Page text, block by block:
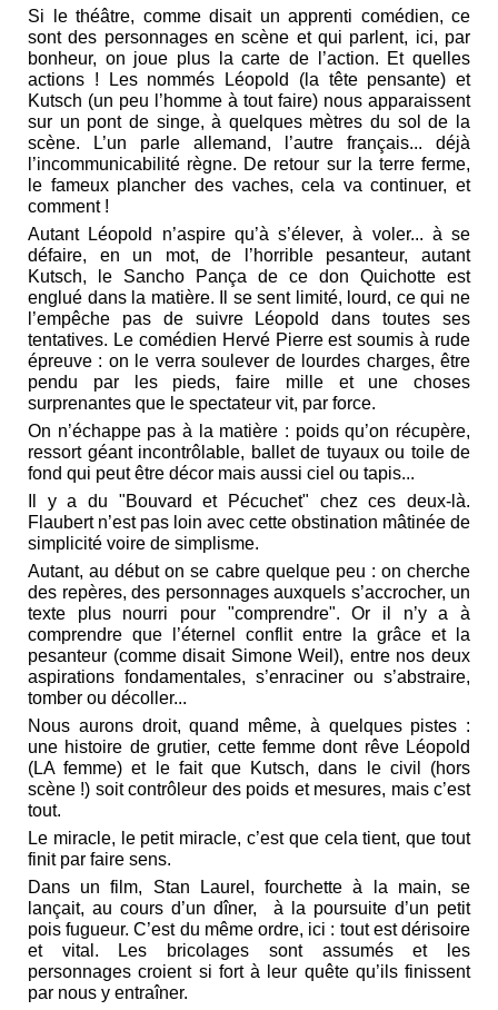
Si le théâtre, comme disait un apprenti comédien, ce
sont des personnages en scène et qui parlent, ici, par
bonheur, on joue plus la carte de l’action. Et quelles
actions ! Les nommés Léopold (la tête pensante) et
Kutsch (un peu l’homme à tout faire) nous apparaissent
sur un pont de singe, à quelques mètres du sol de la
scène. L’un parle allemand, l’autre français... déjà
l’incommunicabilité règne. De retour sur la terre ferme,
le fameux plancher des vaches, cela va continuer, et
comment !
Autant Léopold n’aspire qu’à s’élever, à voler... à se
défaire, en un mot, de l’horrible pesanteur, autant
Kutsch, le Sancho Pança de ce don Quichotte est
englué dans la matière. Il se sent limité, lourd, ce qui ne
l’empêche pas de suivre Léopold dans toutes ses
tentatives. Le comédien Hervé Pierre est soumis à rude
épreuve : on le verra soulever de lourdes charges, être
pendu par les pieds, faire mille et une choses
surprenantes que le spectateur vit, par force.
On n’échappe pas à la matière : poids qu’on récupère,
ressort géant incontrôlable, ballet de tuyaux ou toile de
fond qui peut être décor mais aussi ciel ou tapis...
Il y a du "Bouvard et Pécuchet" chez ces deux-là.
Flaubert n’est pas loin avec cette obstination mâtinée de
simplicité voire de simplisme.
Autant, au début on se cabre quelque peu : on cherche
des repères, des personnages auxquels s’accrocher, un
texte plus nourri pour "comprendre". Or il n’y a à
comprendre que l’éternel conflit entre la grâce et la
pesanteur (comme disait Simone Weil), entre nos deux
aspirations fondamentales, s’enraciner ou s’abstraire,
tomber ou décoller...
Nous aurons droit, quand même, à quelques pistes :
une histoire de grutier, cette femme dont rêve Léopold
(LA femme) et le fait que Kutsch, dans le civil (hors
scène !) soit contrôleur des poids et mesures, mais c’est
tout.
Le miracle, le petit miracle, c’est que cela tient, que tout
finit par faire sens.
Dans un film, Stan Laurel, fourchette à la main, se
lançait, au cours d’un dîner, à la poursuite d’un petit
pois fugueur. C’est du même ordre, ici : tout est dérisoire
et vital. Les bricolages sont assumés et les
personnages croient si fort à leur quête qu’ils finissent
par nous y entraîner.